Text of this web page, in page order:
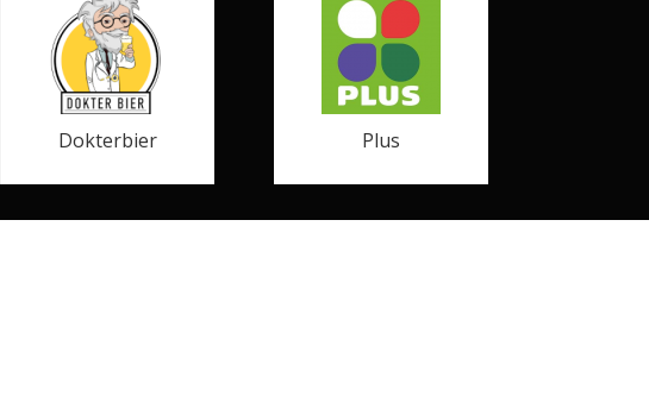
Dokterbier Plus